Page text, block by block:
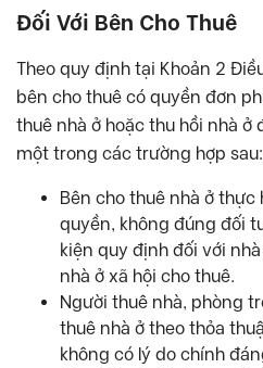
Đối Với Bên Cho Thuê
Theo quy định tại Khoản 2
bên cho thuê có quyền đơn
thuê nhà ở hoặc thu hồi nhà ở
một trong các trường hợp sau:
Bên cho thuê nhà ở
quyền, không đúng đối
kiện quy định đối với
nhà ở xã hội cho thuê.
Người thuê nhà, phòng
thuê nhà ở theo thỏa
không có lý do chính